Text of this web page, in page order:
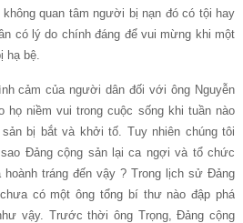
quan tâm người bị nạn đó có tội hay
có lý do chính đáng để vui mừng khi một
hạ bệ.
cảm của người dân đối với ông Nguyễn
họ niềm vui trong cuộc sống khi tuần nào
bị bắt và khởi tố. Tuy nhiên chúng tôi
Đảng cộng sản lại ca ngợi và tổ chức
tráng đến vậy ? Trong lịch sử Đảng
có một ông tổng bí thư nào đập phá
vậy. Trước thời ông Trọng, Đảng cộng